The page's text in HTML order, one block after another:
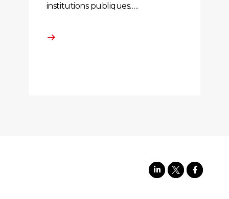
institutions publiques…..